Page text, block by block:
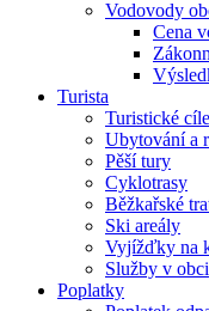
Vodovody
Cena
Turista
Turistické cíle
Ubytování a
Pěší tury
Cyklotrasy
Běžkařské
Ski areály
Vyjížďky na
Služby v obci
Poplatky